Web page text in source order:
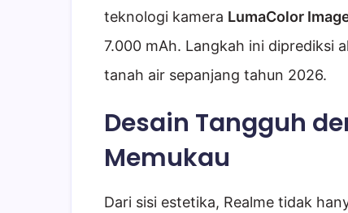
teknologi kamera LumaColor
7.000 mAh. Langkah ini diprediksi
tanah air sepanjang tahun 2026.
Desain Tangguh
Memukau
Dari sisi estetika, Realme tidak